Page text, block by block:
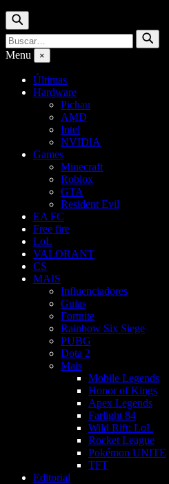
Buscar
Buscar
por:
Buscar
Menu ×
Últimas
Hardware
Pichau
AMD
Intel
NVIDIA
Games
Minecraft
Roblox
GTA
Resident Evil
EA FC
Free fire
LoL
VALORANT
CS
MAIS
Influenciadores
Guias
Fortnite
Rainbow Six Siege
PUBG
Dota 2
Mais
Mobile Legends
Honor of Kings
Apex Legends
Farlight 84
Wild Rift: LoL
Rocket League
Pokémon UNITE
TFT
Editorial